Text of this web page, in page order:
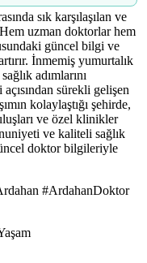
sık karşılaşılan ve
uzman doktorlar hem
güncel bilgi ve
İnmemiş yumurtalık
adımlarını
sürekli gelişen
kolaylaştığı şehirde,
ve özel klinikler
ve kaliteli sağlık
doktor bilgileriyle
#ArdahanDoktor